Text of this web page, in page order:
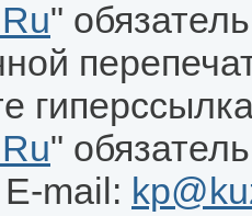
"
"
mail: